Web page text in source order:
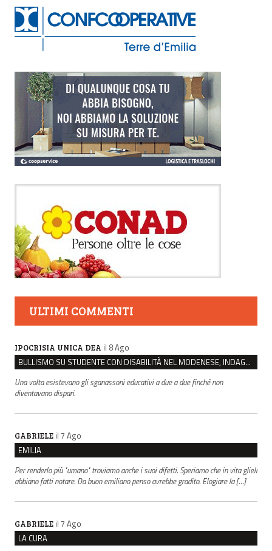
ULTIMI COMMENTI
IPOCRISIA UNICA DEA il 8 Ago
BULLISMO SU STUDENTE CON DISABILITÀ NEL MODENESE, INDAGATI DUE RAGAZZI DI 16 ANNI
Una volta esistevano gli sganassoni educativi a due a due finché non
diventavano dispari.
GABRIELE il 7 Ago
EMILIA
Per renderlo più "umano" troviamo anche i suoi difetti. Speriamo che in vita glieli
abbiano fatti notare. Da buon emiliano penso avrebbe gradito. Elogiare la […]
GABRIELE il 7 Ago
LA CURA